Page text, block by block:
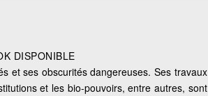
DISPONIBLE
et ses obscurités dangereuses. Ses travaux
et les bio-pouvoirs, entre autres, sont